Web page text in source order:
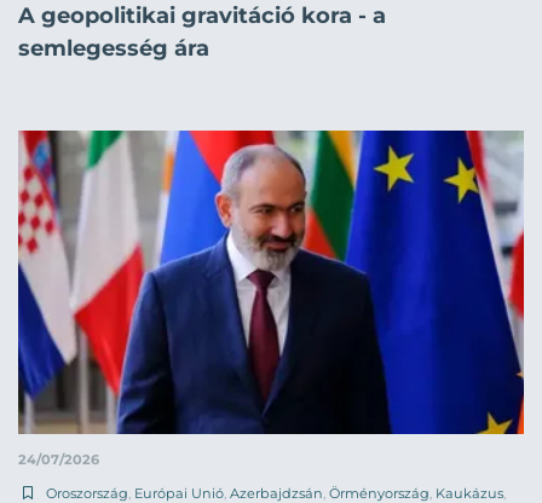
A geopolitikai gravitáció kora - a
semlegesség ára
24/07/2026
Oroszország, Európai Unió, Azerbajdzsán, Örményország, Kaukázus,